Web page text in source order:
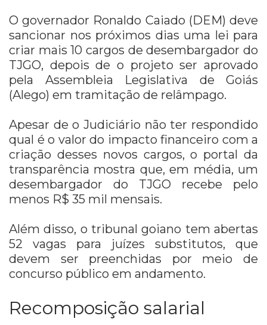
O governador Ronaldo Caiado (DEM) deve
sancionar nos próximos dias uma lei para
criar mais 10 cargos de desembargador do
TJGO, depois de o projeto ser aprovado
pela Assembleia Legislativa de Goiás
(Alego) em tramitação de relâmpago.
Apesar de o Judiciário não ter respondido
qual é o valor do impacto financeiro com a
criação desses novos cargos, o portal da
transparência mostra que, em média, um
desembargador do TJGO recebe pelo
menos R$ 35 mil mensais.
Além disso, o tribunal goiano tem abertas
52 vagas para juízes substitutos, que
devem ser preenchidas por meio de
concurso público em andamento.
Recomposição salarial